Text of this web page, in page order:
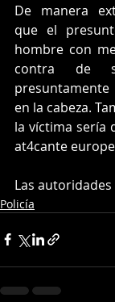
De manera
que el
hombre con
contra de
en la cabeza.
la víctima sería
at4cante
Las
Policía